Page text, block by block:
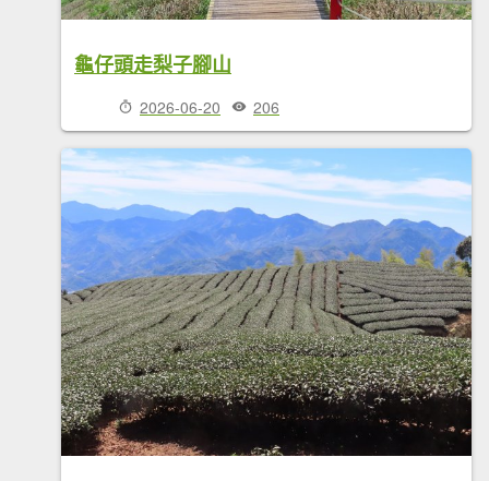
龜仔頭走梨子腳山
2026-06-20 206